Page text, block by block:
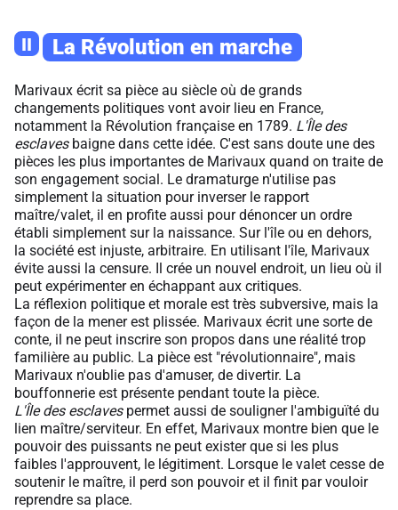
II La Révolution en marche
Marivaux écrit sa pièce au siècle où de grands
changements politiques vont avoir lieu en France,
notamment la Révolution française en 1789. L'Île des
esclavesbaigne dans cette idée. C'est sans doute une des
pièces les plus importantes de Marivaux quand on traite de
son engagement social. Le dramaturge n'utilise pas
simplement la situation pour inverser le rapport
maître/valet, il en profite aussi pour dénoncer un ordre
établi simplement sur la naissance. Sur l'île ou en dehors,
la société est injuste, arbitraire. En utilisant l'île, Marivaux
évite aussi la censure. Il crée un nouvel endroit, un lieu où il
peut expérimenter en échappant aux critiques.
La réflexion politique et morale est très subversive, mais la
façon de la mener est plissée. Marivaux écrit une sorte de
conte, il ne peut inscrire son propos dans une réalité trop
familière au public. La pièce est "révolutionnaire", mais
Marivaux n'oublie pas d'amuser, de divertir. La
bouffonnerie est présente pendant toute la pièce.
L'Île des esclavespermet aussi de souligner l'ambiguïté du
lien maître/serviteur. En effet, Marivaux montre bien que le
pouvoir des puissants ne peut exister que si les plus
faibles l'approuvent, le légitiment. Lorsque le valet cesse de
soutenir le maître, il perd son pouvoir et il finit par vouloir
reprendre sa place.